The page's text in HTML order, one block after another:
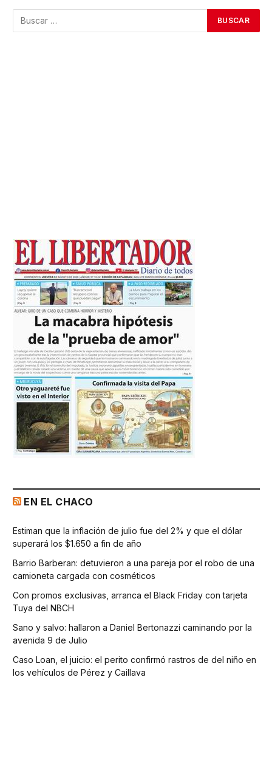
EN EL CHACO
Estiman que la inflación de julio fue del 2% y que el dólar
superará los $1.650 a fin de año
Barrio Barberan: detuvieron a una pareja por el robo de una
camioneta cargada con cosméticos
Con promos exclusivas, arranca el Black Friday con tarjeta
Tuya del NBCH
Sano y salvo: hallaron a Daniel Bertonazzi caminando por la
avenida 9 de Julio
Caso Loan, el juicio: el perito confirmó rastros de del niño en
los vehículos de Pérez y Caillava